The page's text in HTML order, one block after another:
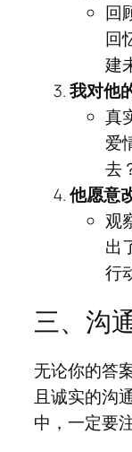
回
回
建
我对他
真
爱
去
他愿意
观
出
行
三、沟
无论你的答
且诚实的沟
中，一定要